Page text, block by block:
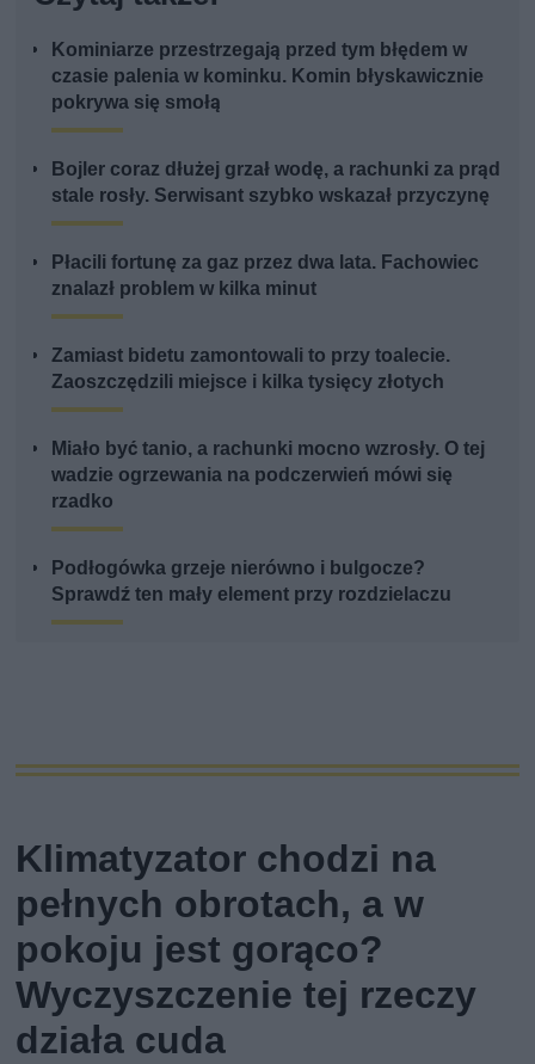
Kominiarze przestrzegają przed tym błędem w
czasie palenia w kominku. Komin błyskawicznie
pokrywa się smołą
Bojler coraz dłużej grzał wodę, a rachunki za prąd
stale rosły. Serwisant szybko wskazał przyczynę
Płacili fortunę za gaz przez dwa lata. Fachowiec
znalazł problem w kilka minut
Zamiast bidetu zamontowali to przy toalecie.
Zaoszczędzili miejsce i kilka tysięcy złotych
Miało być tanio, a rachunki mocno wzrosły. O tej
wadzie ogrzewania na podczerwień mówi się
rzadko
Podłogówka grzeje nierówno i bulgocze?
Sprawdź ten mały element przy rozdzielaczu
Klimatyzator chodzi na
pełnych obrotach, a w
pokoju jest gorąco?
Wyczyszczenie tej rzeczy
działa cuda